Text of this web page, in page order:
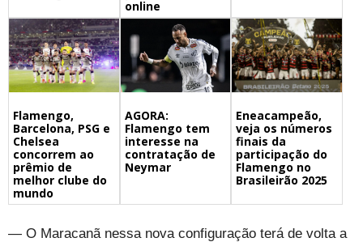
online
Flamengo,
Barcelona, PSG e
Chelsea
concorrem ao
prêmio de
melhor clube do
mundo
AGORA:
Flamengo tem
interesse na
contratação de
Neymar
Eneacampeão,
veja os números
finais da
participação do
Flamengo no
Brasileirão 2025
— O Maracanã nessa nova configuração terá de volta a